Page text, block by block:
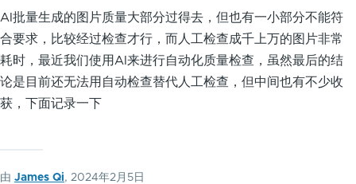
AI批量生成的图片质量大部分过得去，但也有一小部分不能符
合要求，比较经过检查才行，而人工检查成千上万的图片非常
耗时，最近我们使用AI来进行自动化质量检查，虽然最后的结
论是目前还无法用自动检查替代人工检查，但中间也有不少收
获，下面记录一下
由 James Qi, 2024年2月5日